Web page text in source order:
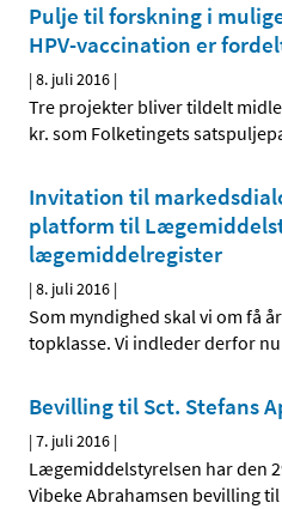
Pulje til forskning i
HPV-vaccination er
|8. juli 2016 |
Tre projekter bliver tildelt
kr. som Folketingets
Invitation til
platform til
lægemiddelregister
|8. juli 2016 |
Som myndighed skal vi om få
topklasse. Vi indleder derfor
Bevilling til Sct. Stefans
|7. juli 2016 |
Lægemiddelstyrelsen har den
Vibeke Abrahamsen bevilling